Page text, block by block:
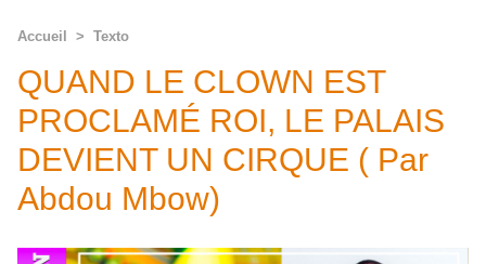
Accueil > Texto
QUAND LE CLOWN EST
PROCLAMÉ ROI, LE PALAIS
DEVIENT UN CIRQUE ( Par
Abdou Mbow)